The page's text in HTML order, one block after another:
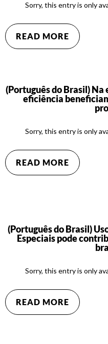
Sorry, this entry is only
READ MORE
(Português do Brasil)
eficiência
Sorry, this entry is only
READ MORE
(Português do Brasil)
Especiais pode
Sorry, this entry is only
READ MORE